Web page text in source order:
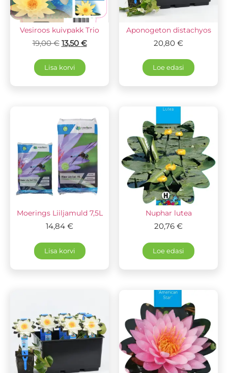
Vesiroos kuivpakk Trio
19,00€ 13,50 €
Lisa korvi
Aponogeton distachyos
20,80 €
Loe edasi
Moerings Liiljamuld 7,5L
14,84 €
Lisa korvi
Nuphar lutea
20,76 €
Loe edasi